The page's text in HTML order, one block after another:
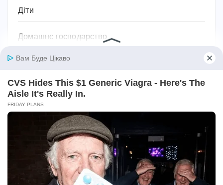
Діти
Домашнє господарство
Домашні улюбленці
Домашній затишок
Закони України
Здоров'я
Імена та значення імен